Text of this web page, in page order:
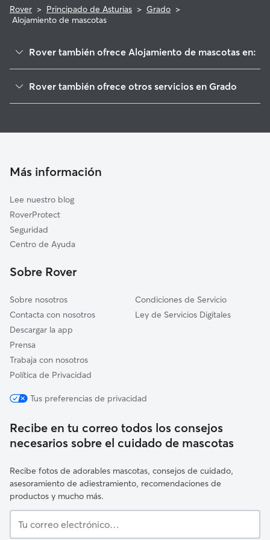
Rover > Principado de Asturias > Grado >
Alojamiento de mascotas
Rover también ofrece Alojamiento de mascotas en:
Pravia
Morcín
Proaza
Soto del Barco
Oviedo
Llanera
Rover también ofrece otros servicios en Grado
Cuidadores a domicilio en Grado
Más información
Lee nuestro blog
RoverProtect
Seguridad
Centro de Ayuda
Sobre Rover
Sobre nosotros
Contacta con nosotros
Descargar la app
Prensa
Trabaja con nosotros
Política de Privacidad
Condiciones de Servicio
Ley de Servicios Digitales
Tus preferencias de privacidad
Recibe en tu correo todos los consejos
necesarios sobre el cuidado de mascotas
Recibe fotos de adorables mascotas, consejos de cuidado,
asesoramiento de adiestramiento, recomendaciones de
productos y mucho más.
correo